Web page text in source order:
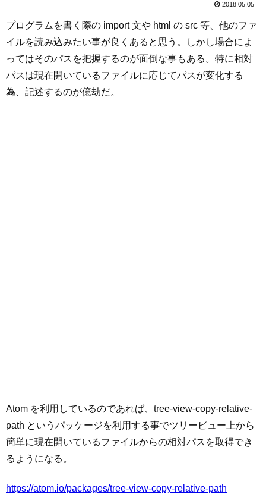
2018.05.05
プログラムを書く際の import 文や html の src 等、他のファ
イルを読み込みたい事が良くあると思う。しかし場合によ
ってはそのパスを把握するのが面倒な事もある。特に相対
パスは現在開いているファイルに応じてパスが変化する
為、記述するのが億劫だ。
Atom を利用しているのであれば、tree-view-copy-relative-
path というパッケージを利用する事でツリービュー上から
簡単に現在開いているファイルからの相対パスを取得でき
るようになる。
https://atom.io/packages/tree-view-copy-relative-path